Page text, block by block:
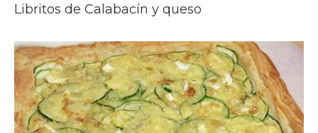
Libritos de Calabacín y queso